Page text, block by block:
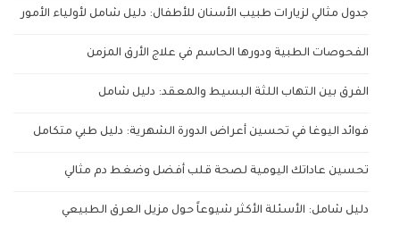
جدول مثالي لزيارات طبيب الأسنان للأطفال: دليل شامل لأولياء الأمور
الفحوصات الطبية ودورها الحاسم في علاج الأرق المزمن
الفرق بين التهاب اللثة البسيط والمعقد: دليل شامل
فوائد اليوغا في تحسين أعراض الدورة الشهرية: دليل طبي متكامل
تحسين عاداتك اليومية لصحة قلب أفضل وضغط دم مثالي
دليل شامل: الأسئلة الأكثر شيوعاً حول مزيل العرق الطبيعي